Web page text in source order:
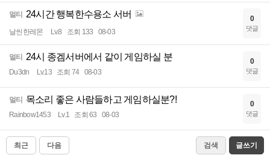
멀티 24시간 행복한수용소 서버
날씬한레몬 Lv.8 조회 133 08-03
0
댓글
멀티 24시 종겜서버에서 같이 게임하실 분
Du3dn Lv.13 조회 74 08-03
0
댓글
멀티 목소리 좋은 사람들하고 게임하실분?!
Rainbow1453 Lv.1 조회 63 08-03
0
댓글
최근 다음 검색 글쓰기